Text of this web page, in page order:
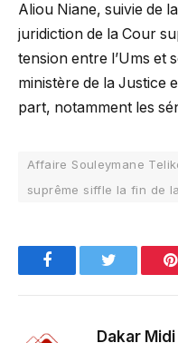
Aliou Niane, suivie de
juridiction de la Cour
tension entre l’Ums et
ministère de la Justice
part, notamment les
Affaire Souleymane
suprême siffle la fin de
FacebookTwitter
Dakar Midi